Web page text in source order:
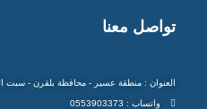
تواصل معنا
العنوان : منطقة عسير - محافظة بلقرن - سبت
واتساب : 0553903373